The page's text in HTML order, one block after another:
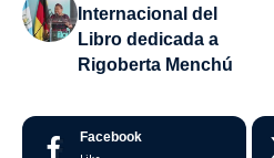
Internacional del
Libro dedicada a
Rigoberta Menchú
Facebook